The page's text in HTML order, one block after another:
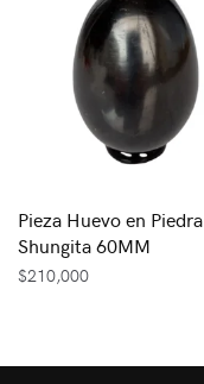
Pieza Huevo en Piedra
Shungita 60MM
$210,000